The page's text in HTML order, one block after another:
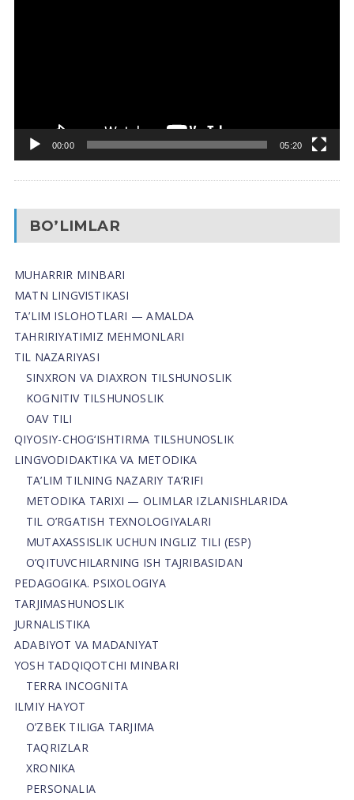
00:00 05:20
BO’LIMLAR
MUHARRIR MINBARI
MATN LINGVISTIKASI
TA’LIM ISLOHOTLARI — AMALDA
TAHRIRIYATIMIZ MEHMONLARI
TIL NAZARIYASI
SINXRON VA DIAXRON TILSHUNOSLIK
KOGNITIV TILSHUNOSLIK
OAV TILI
QIYOSIY-CHOG‘ISHTIRMA TILSHUNOSLIK
LINGVODIDAKTIKA VA METODIKA
TA’LIM TILNING NAZARIY TA’RIFI
METODIKA TARIXI — OLIMLAR IZLANISHLARIDA
TIL O’RGATISH TEXNOLOGIYALARI
MUTAXASSISLIK UCHUN INGLIZ TILI (ESP)
O’QITUVCHILARNING ISH TAJRIBASIDAN
PEDAGOGIKA. PSIXOLOGIYA
TARJIMASHUNOSLIK
JURNALISTIKA
ADABIYOT VA MADANIYAT
YOSH TADQIQOTCHI MINBARI
TERRA INCOGNITA
ILMIY HAYOT
O’ZBEK TILIGA TARJIMA
TAQRIZLAR
XRONIKA
PERSONALIA